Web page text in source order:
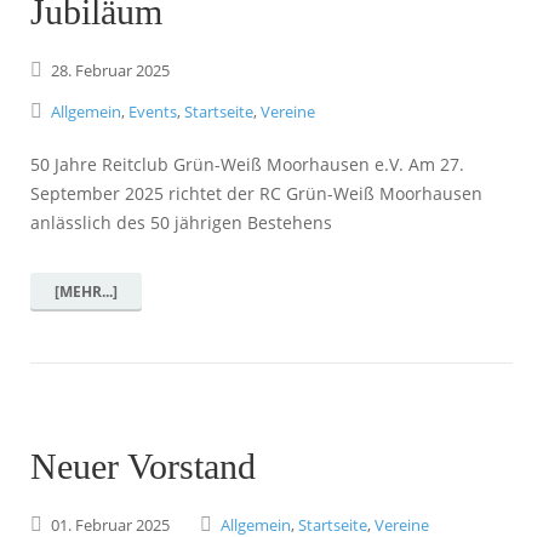
Jubiläum
28. Februar2025
Allgemein, Events,Startseite,Vereine
50 Jahre Reitclub Grün-Weiß Moorhausen e.V. Am 27.
September 2025 richtet der RC Grün-Weiß Moorhausen
anlässlich des 50 jährigen Bestehens
[MEHR...]
Neuer Vorstand
01. Februar2025 Allgemein,Startseite,Vereine